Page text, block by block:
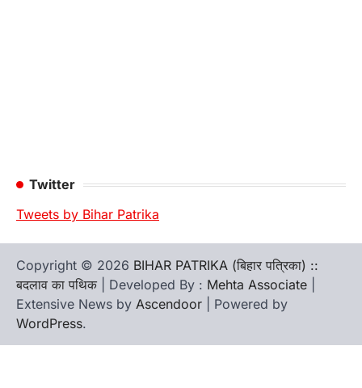
Twitter
Tweets by Bihar Patrika
Copyright © 2026 BIHAR PATRIKA (बिहार पत्रिका) ::
बदलाव का पथिक | Developed By : Mehta Associate
Extensive News by Ascendoor | Powered by
WordPress.